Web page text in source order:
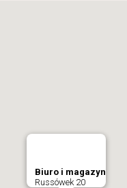
Biuro i magazyn
Russówek 20